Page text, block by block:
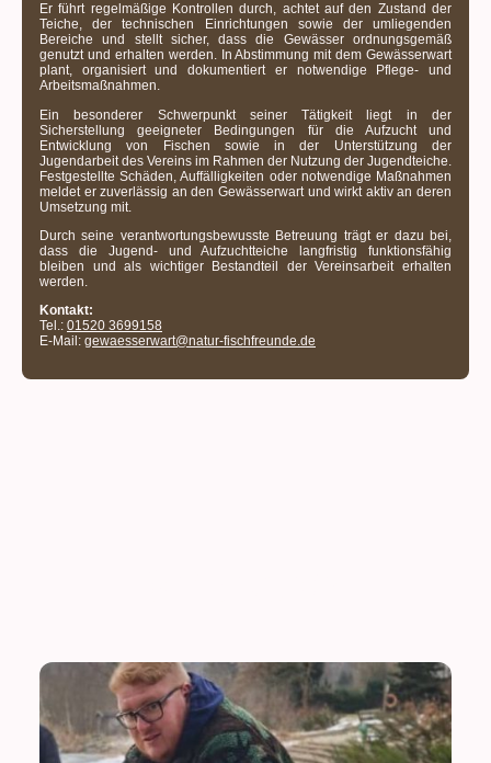
Er führt regelmäßige Kontrollen durch, achtet auf den Zustand der
Teiche, der technischen Einrichtungen sowie der umliegenden
Bereiche und stellt sicher, dass die Gewässer ordnungsgemäß
genutzt und erhalten werden. In Abstimmung mit dem Gewässerwart
plant, organisiert und dokumentiert er notwendige Pflege- und
Arbeitsmaßnahmen.
Ein besonderer Schwerpunkt seiner Tätigkeit liegt in der
Sicherstellung geeigneter Bedingungen für die Aufzucht und
Entwicklung von Fischen sowie in der Unterstützung der
Jugendarbeit des Vereins im Rahmen der Nutzung der Jugendteiche.
Festgestellte Schäden, Auffälligkeiten oder notwendige Maßnahmen
meldet er zuverlässig an den Gewässerwart und wirkt aktiv an deren
Umsetzung mit.
Durch seine verantwortungsbewusste Betreuung trägt er dazu bei,
dass die Jugend- und Aufzuchtteiche langfristig funktionsfähig
bleiben und als wichtiger Bestandteil der Vereinsarbeit erhalten
werden.
Kontakt:
Tel.: 01520 3699158
E-Mail: gewaesserwart@natur-fischfreunde.de